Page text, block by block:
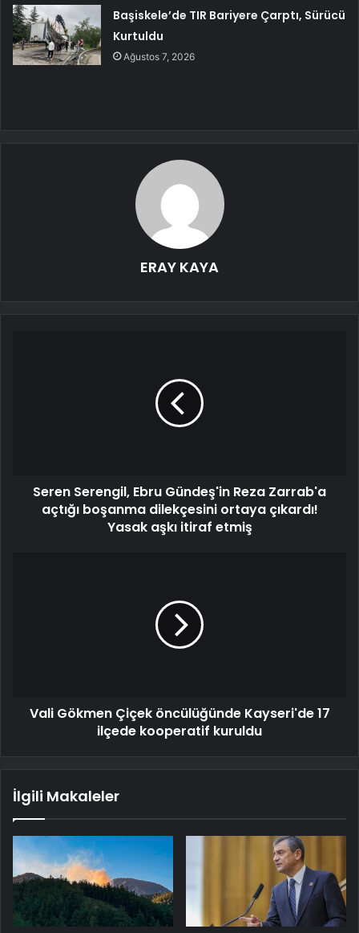
Başiskele’de TIR Bariyere Çarptı, Sürücü
Kurtuldu
Ağustos 7, 2026
ERAY KAYA
Seren Serengil, Ebru Gündeş'in Reza Zarrab'a
açtığı boşanma dilekçesini ortaya çıkardı!
Yasak aşkı itiraf etmiş
Vali Gökmen Çiçek öncülüğünde Kayseri'de 17
ilçede kooperatif kuruldu
İlgili Makaleler